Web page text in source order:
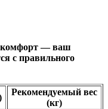
комфорт — ваш
с правильного
Рекомендуемый вес
(кг)